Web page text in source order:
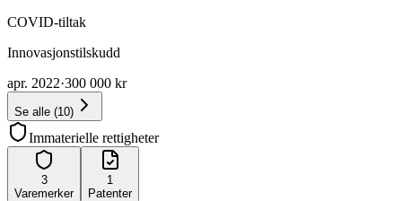
COVID-tiltak
Innovasjonstilskudd
apr. 2022·300 000 kr
Se alle (10)
Immaterielle rettigheter
3
Varemerker
1
Patenter